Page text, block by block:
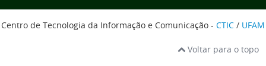
Centro de Tecnologia da Informação e Comunicação - CTIC / UFAM
Voltar para o topo